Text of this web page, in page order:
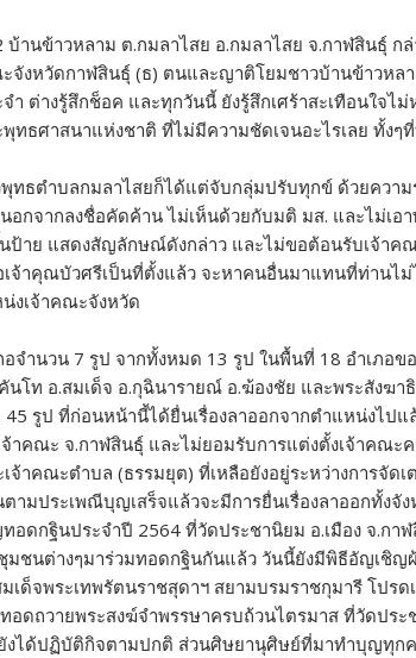
านข้าวหลาม ต.กมลาไสย อ.กมลาไสย จ.กาฬสินธุ์ ก
จังหวัดกาฬสินธุ์ (ธ) ตนและญาติโยมชาวบ้านข้าวหล
ำ ต่างรู้สึกช็อค และทุกวันนี้ ยังรู้สึกเศร้าสะเทือนใจไ
ทธศาสนาแห่งชาติ ที่ไม่มีความชัดเจนอะไรเลย ทั้ง
พุทธตำบลกมลาไสยก็ได้แต่จับกลุ่มปรับทุกข์ ด้วยควา
กจากลงชื่อคัดค้าน ไม่เห็นด้วยกับมติ มส. และไม่เอา
าย แสดงสัญลักษณ์ดังกล่าว และไม่ขอต้อนรับเจ้าค
เจ้าคุณบัวศรีเป็นที่ตั้งแล้ว จะหาคนอื่นมาแทนที่ท่านไม่
งเจ้าคณะจังหวัด
จำนวน 7 รูป จากทั้งหมด 13 รูป ในพื้นที่ 18 อำเภอข
โท อ.สมเด็จ อ.กุฉินารายณ์ อ.ฆ้องชัย และพระสังฆา
รูป ที่ก่อนหน้านี้ได้ยื่นเรื่องลาออกจากตำแหน่งไปแ
าคณะ จ.กาฬสินธุ์ และไม่ยอมรับการแต่งตั้งเจ้าคณะ
จ้าคณะตำบล (ธรรมยุต) ที่เหลือยังอยู่ระหว่างการจัดเ
ามประเพณีบุญเสร็จแล้วจะมีการยื่นเรื่องลาออกทั้งจัง
กฐินประจำปี 2564 ที่วัดประชานิยม อ.เมือง จ.กา
มชนต่างๆมาร่วมทอดกฐินกันแล้ว วันนี้ยังมีพิธีอัญเชิญ
เด็จพระเทพรัตนราชสุดาฯ สยามบรมราชกุมารี โปร
ดถวายพระสงฆ์จำพรรษาครบถ้วนไตรมาส ที่วัดประ
งได้ปฏิบัติกิจตามปกติ ส่วนศิษยานุศิษย์ที่มาทำบุญทุก